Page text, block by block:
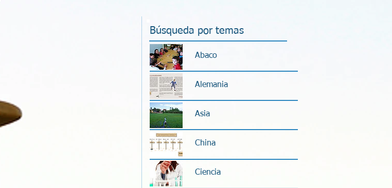
Búsqueda por temas
Abaco
Alemania
Asia
China
Ciencia